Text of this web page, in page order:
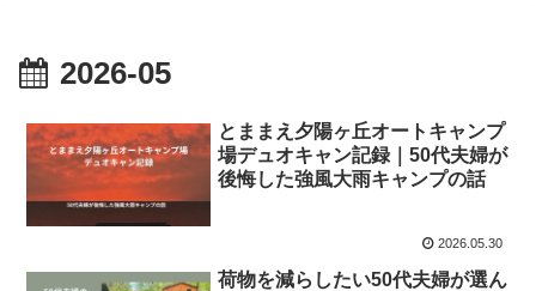
2026-05
とままえ夕陽ヶ丘オートキャンプ
場デュオキャン記録｜50代夫婦が
後悔した強風大雨キャンプの話
2026.05.30
荷物を減らしたい50代夫婦が選ん